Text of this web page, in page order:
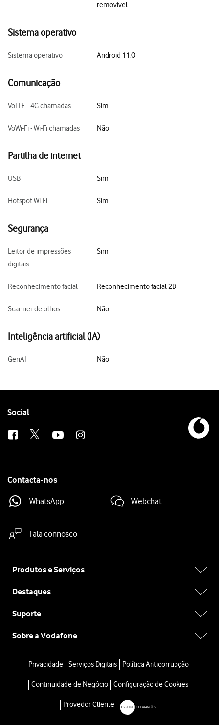
removível
Sistema operativo
Sistema operativo Android 11.0
Comunicação
VoLTE - 4G chamadas Sim
VoWi-Fi - Wi-Fi chamadas Não
Partilha de internet
USB Sim
Hotspot Wi-Fi Sim
Segurança
Leitor de impressões
digitais
Sim
Reconhecimento facial Reconhecimento facial 2D
Scanner de olhos Não
Inteligência artificial (IA)
GenAI Não
Follow
Social
Contacta-nos
WhatsApp Webchat
Fala connosco
map
Produtos e Serviços
Destaques
Suporte
Sobre a Vodafone
Privacidade Serviços Digitais Política Anticorrupção
Continuidade de Negócio Configuração de Cookies
Provedor Cliente